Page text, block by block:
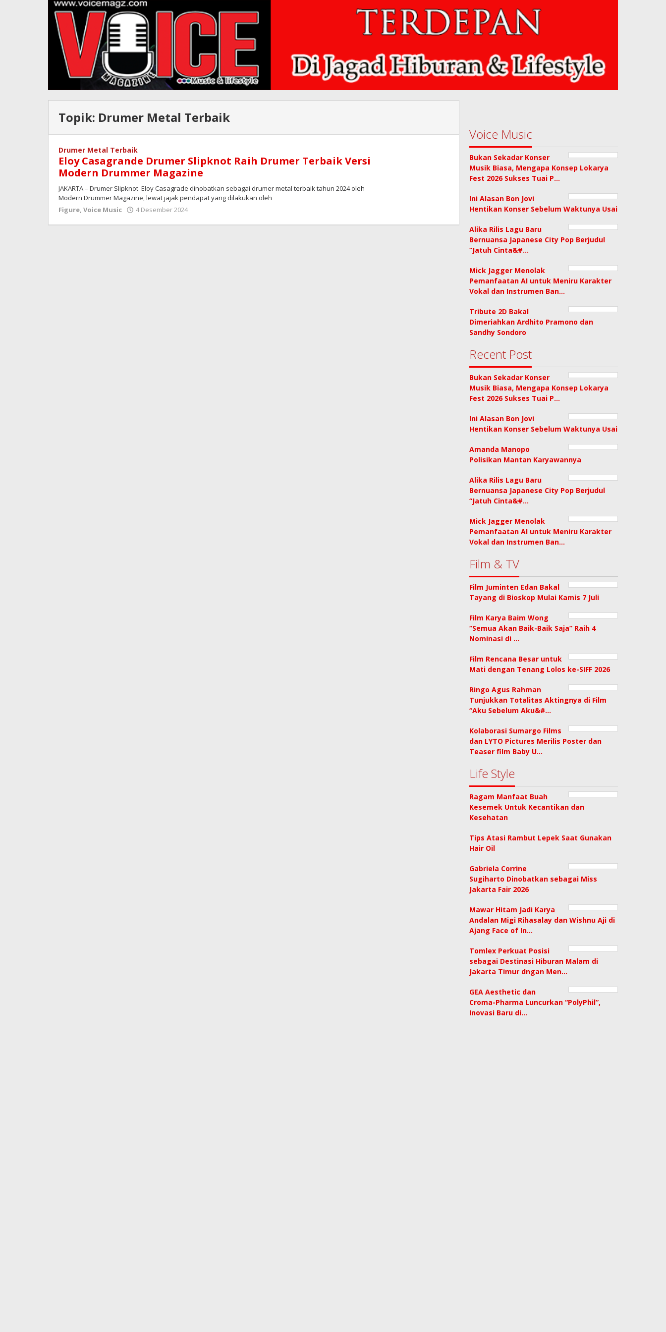
Topik: Drumer Metal Terbaik
Drumer Metal Terbaik
Eloy Casagrande Drumer Slipknot Raih Drumer Terbaik Versi
Modern Drummer Magazine
JAKARTA – Drumer Slipknot Eloy Casagrade dinobatkan sebagai drumer metal terbaik tahun 2024 oleh
Modern Drummer Magazine, lewat jajak pendapat yang dilakukan oleh
Figure, Voice Music 4 Desember 2024
Voice Music
Bukan Sekadar Konser
Musik Biasa, Mengapa Konsep Lokarya
Fest 2026 Sukses Tuai P…
Ini Alasan Bon Jovi
Hentikan Konser Sebelum Waktunya Usai
Alika Rilis Lagu Baru
Bernuansa Japanese City Pop Berjudul
“Jatuh Cinta&#…
Mick Jagger Menolak
Pemanfaatan AI untuk Meniru Karakter
Vokal dan Instrumen Ban…
Tribute 2D Bakal
Dimeriahkan Ardhito Pramono dan
Sandhy Sondoro
Recent Post
Bukan Sekadar Konser
Musik Biasa, Mengapa Konsep Lokarya
Fest 2026 Sukses Tuai P…
Ini Alasan Bon Jovi
Hentikan Konser Sebelum Waktunya Usai
Amanda Manopo
Polisikan Mantan Karyawannya
Alika Rilis Lagu Baru
Bernuansa Japanese City Pop Berjudul
“Jatuh Cinta&#…
Mick Jagger Menolak
Pemanfaatan AI untuk Meniru Karakter
Vokal dan Instrumen Ban…
Film & TV
Film Juminten Edan Bakal
Tayang di Bioskop Mulai Kamis 7 Juli
Film Karya Baim Wong
“Semua Akan Baik-Baik Saja” Raih 4
Nominasi di …
Film Rencana Besar untuk
Mati dengan Tenang Lolos ke-SIFF 2026
Ringo Agus Rahman
Tunjukkan Totalitas Aktingnya di Film
“Aku Sebelum Aku&#…
Kolaborasi Sumargo Films
dan LYTO Pictures Merilis Poster dan
Teaser film Baby U…
Life Style
Ragam Manfaat Buah
Kesemek Untuk Kecantikan dan
Kesehatan
Tips Atasi Rambut Lepek Saat Gunakan
Hair Oil
Gabriela Corrine
Sugiharto Dinobatkan sebagai Miss
Jakarta Fair 2026
Mawar Hitam Jadi Karya
Andalan Migi Rihasalay dan Wishnu Aji di
Ajang Face of In…
Tomlex Perkuat Posisi
sebagai Destinasi Hiburan Malam di
Jakarta Timur dngan Men…
GEA Aesthetic dan
Croma-Pharma Luncurkan “PolyPhil”,
Inovasi Baru di…